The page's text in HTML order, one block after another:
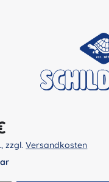
zzgl.Versandkosten